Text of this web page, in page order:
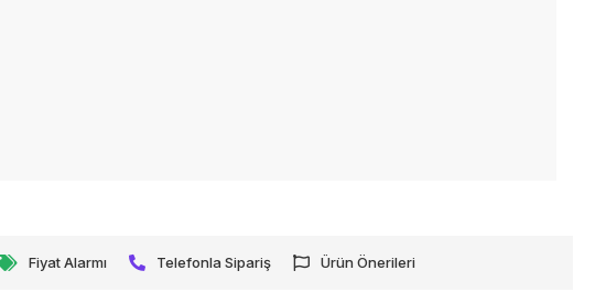
Fiyat Alarmı Telefonla Sipariş Ürün Önerileri